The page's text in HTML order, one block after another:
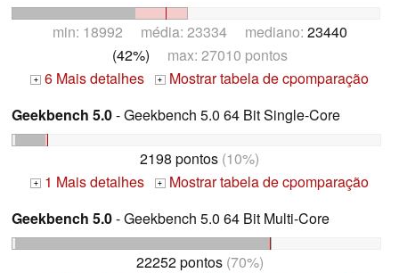
min: 18992 média: 23334 mediano: 23440
(42%) max: 27010 pontos
+ 6 Mais detalhes + Mostrar tabela de cpomparação
Geekbench 5.0- Geekbench 5.0 64 Bit Single-Core
2198 pontos (10%)
+ 1 Mais detalhes + Mostrar tabela de cpomparação
Geekbench 5.0- Geekbench 5.0 64 Bit Multi-Core
22252 pontos(70%)